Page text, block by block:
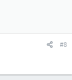
#8